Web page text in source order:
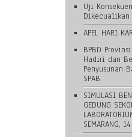
Uji
Dikecualikan
APEL HARI
BPBD
Hadiri dan
Penyusunan
SPAB
SIMULASI
GEDUNG
SEMARANG,